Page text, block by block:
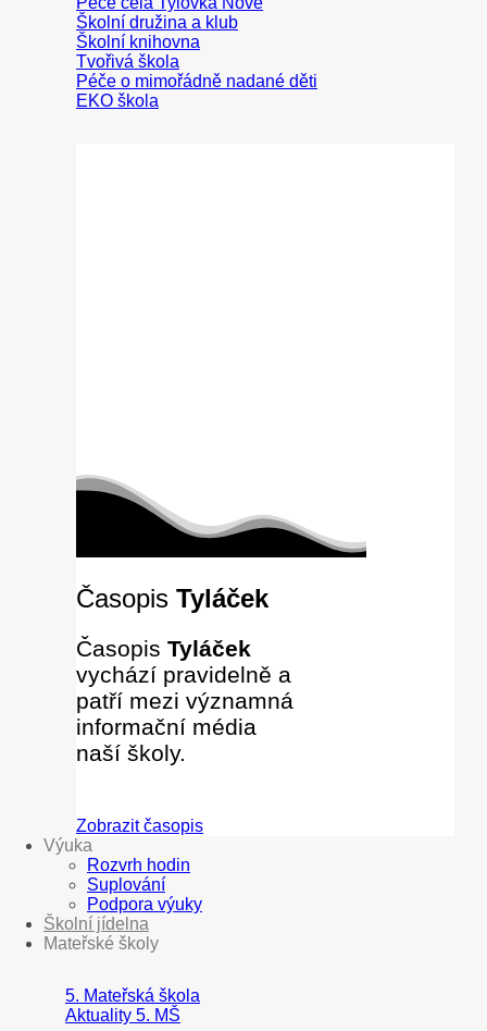
Školní družina a klub
Školní knihovna
Tvořivá škola
Péče o mimořádně nadané děti
EKO škola
Časopis Tyláček
Časopis Tyláček
vychází pravidelně a
patří mezi významná
informační média
naší školy.
Zobrazit časopis
Výuka
Rozvrh hodin
Suplování
Podpora výuky
Školní jídelna
Mateřské školy
5. Mateřská škola
Aktuality 5. MŠ